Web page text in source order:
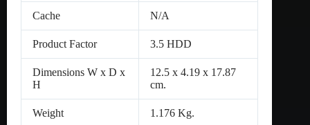
Cache N/A
Product Factor 3.5 HDD
Dimensions W x D x
H
12.5 x 4.19 x 17.87
cm.
Weight 1.176 Kg.